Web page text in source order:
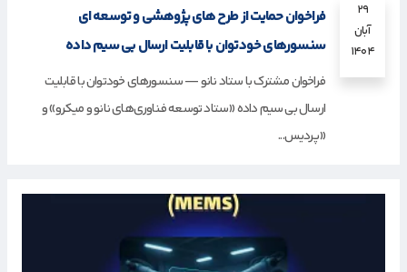
۲۹
آبان
۱۴۰۴
فراخوان حمایت از طرح های پژوهشی و توسعه ای
سنسورهای خودتوان با قابلیت ارسال بی سیم داده
فراخوان مشترک با ستاد نانو — سنسورهای خودتوان با قابلیت
ارسال بی سیم داده «ستاد توسعه فناوری‌های نانو و میکرو» و
«پردیس...